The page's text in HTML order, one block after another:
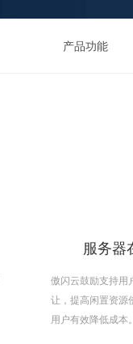
产品功能
服务器
傲闪云鼓励支持用
让，提高闲置资源
用户有效降低成本